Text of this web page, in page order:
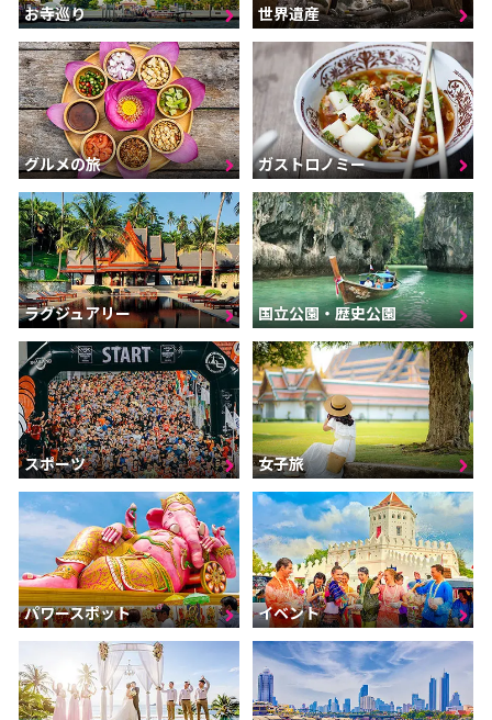
お寺巡り 世界遺産
グルメの旅 ガストロノミー
ラグジュアリー 国立公園・歴史公園
スポーツ 女子旅
パワースポット イベント